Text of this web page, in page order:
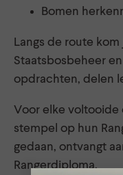
Bomen
Langs de route
Staatsbosbeheer
opdrachten, delen
Voor elke
stempel op hun
gedaan, ontvangt
Rangerdiploma.